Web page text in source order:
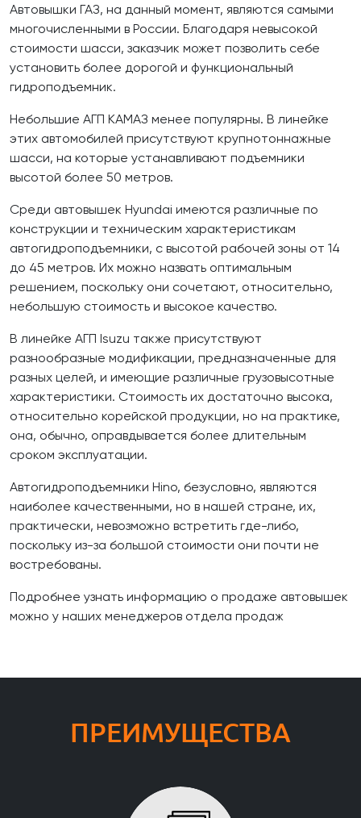
Автовышки ГАЗ, на данный момент, являются самыми
многочисленными в России. Благодаря невысокой
стоимости шасси, заказчик может позволить себе
установить более дорогой и функциональный
гидроподъемник.
Небольшие АГП КАМАЗ менее популярны. В линейке
этих автомобилей присутствуют крупнотоннажные
шасси, на которые устанавливают подъемники
высотой более 50 метров.
Среди автовышек Hyundai имеются различные по
конструкции и техническим характеристикам
автогидроподъемники, с высотой рабочей зоны от 14
до 45 метров. Их можно назвать оптимальным
решением, поскольку они сочетают, относительно,
небольшую стоимость и высокое качество.
В линейке АГП Isuzu также присутствуют
разнообразные модификации, предназначенные для
разных целей, и имеющие различные грузовысотные
характеристики. Стоимость их достаточно высока,
относительно корейской продукции, но на практике,
она, обычно, оправдывается более длительным
сроком эксплуатации.
Автогидроподъемники Hino, безусловно, являются
наиболее качественными, но в нашей стране, их,
практически, невозможно встретить где-либо,
поскольку из-за большой стоимости они почти не
востребованы.
Подробнее узнать информацию о продаже автовышек
можно у наших менеджеров отдела продаж
ПРЕИМУЩЕСТВА